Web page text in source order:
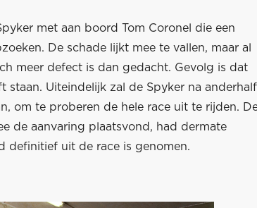
met aan boord Tom Coronel die een
De schade lijkt mee te vallen, maar al
meer defect is dan gedacht. Gevolg is dat
staan. Uiteindelijk zal de Spyker na anderhalf
om te proberen de hele race uit te rijden.
de aanvaring plaatsvond, had dermate
definitief uit de race is genomen.